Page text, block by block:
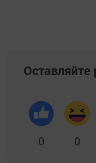
Оставляйте
0 0